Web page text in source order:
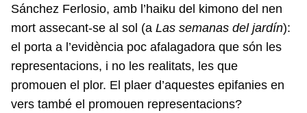
Sánchez Ferlosio, amb l’haiku del kimono del nen
mort assecant-se al sol (a Las semanas del jardín):
el porta a l’evidència poc afalagadora que són les
representacions, i no les realitats, les que
promouen el plor. El plaer d’aquestes epifanies en
vers també el promouen representacions?